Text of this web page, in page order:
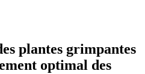
plantes grimpantes
optimal des